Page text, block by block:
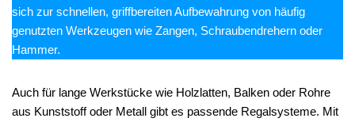
sich zur schnellen, griffbereiten Aufbewahrung von häufig
genutzten Werkzeugen wie Zangen, Schraubendrehern oder
Hammer.
Auch für lange Werkstücke wie Holzlatten, Balken oder Rohre
aus Kunststoff oder Metall gibt es passende Regalsysteme. Mit